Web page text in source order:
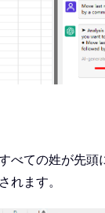
べての姓が先頭
れます。